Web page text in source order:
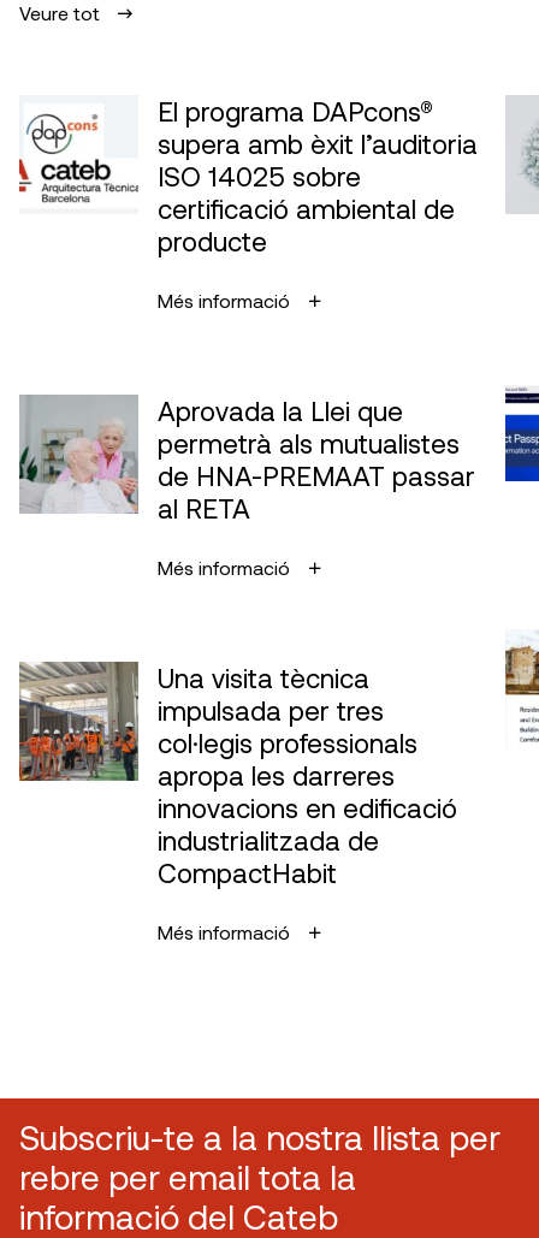
Veure tot
El programa DAPcons®
supera amb èxit l’auditoria
ISO 14025 sobre
certificació ambiental de
producte
Més informació
Aprovada la Llei que
permetrà als mutualistes
de HNA-PREMAAT passar
al RETA
Més informació
Una visita tècnica
impulsada per tres
col·legis professionals
apropa les darreres
innovacions en edificació
industrialitzada de
CompactHabit
Més informació
Subscriu-te a la nostra llista per
rebre per email tota la
informació del Cateb